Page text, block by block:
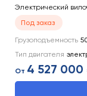
Электрический
Под заказ
Грузоподъемность
Тип двигателя
От 4 527 000